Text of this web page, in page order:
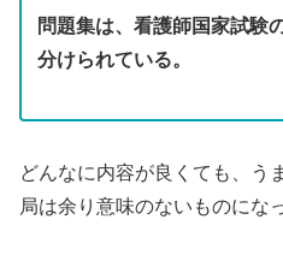
問題集は、看護師国家試験
分けられている。
どんなに内容が良くても、う
局は余り意味のないものにな